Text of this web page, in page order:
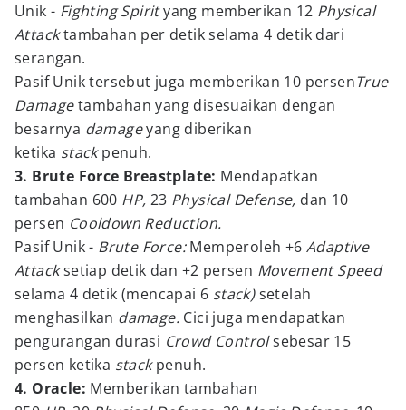
Unik - Fighting Spirityang memberikan 12 Physical
Attacktambahan per detik selama 4 detik dari
serangan.
Pasif Unik tersebut juga memberikan 10 persenTrue
Damagetambahan yang disesuaikan dengan
besarnya damageyang diberikan
ketika stackpenuh.
3. Brute Force Breastplate: Mendapatkan
tambahan 600 HP, 23 Physical Defense, dan 10
persen Cooldown Reduction.
Pasif Unik - Brute Force:Memperoleh +6Adaptive
Attacksetiap detik dan +2 persen Movement Speed
selama 4 detik (mencapai 6 stack)setelah
menghasilkan damage. Cici juga mendapatkan
pengurangan durasi Crowd Controlsebesar 15
persen ketika stackpenuh.
4. Oracle: Memberikan tambahan